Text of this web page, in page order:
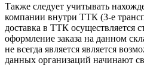
Также следует учитывать
компании внутри ТТК (3-е
доставка в ТТК осуществляется
оформление заказа на данном
не всегда является является
данных организаций начинают